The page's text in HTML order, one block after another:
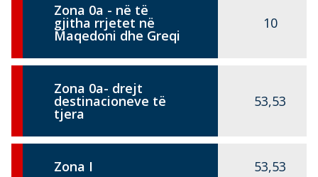
Zona 0a - në të
gjitha rrjetet në
Maqedoni dhe Greqi
10
Zona 0a- drejt
destinacioneve të
tjera
53,53
Zona I 53,53